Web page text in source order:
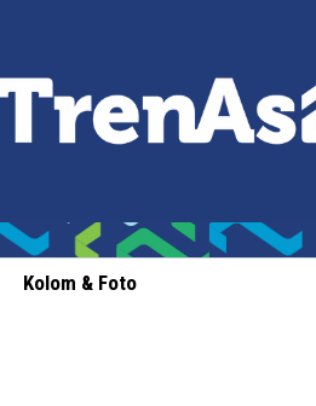
Kolom & Foto